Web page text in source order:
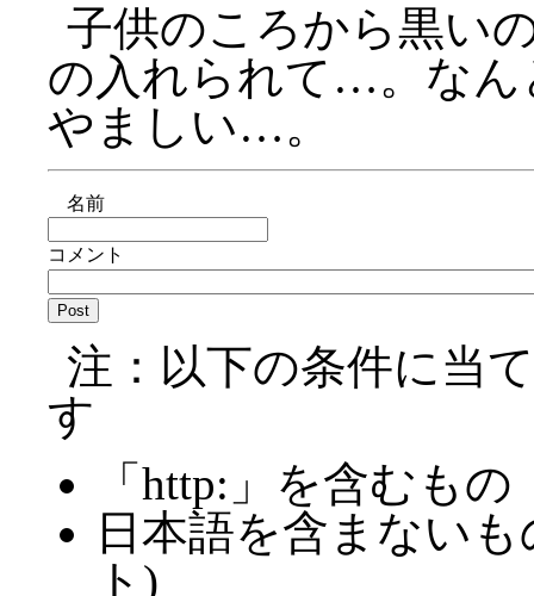
子供のころから黒い
の入れられて…。なん
やましい…。
名前
コメント
注：以下の条件に当
す
「http:」を含むもの
日本語を含まない
ト)